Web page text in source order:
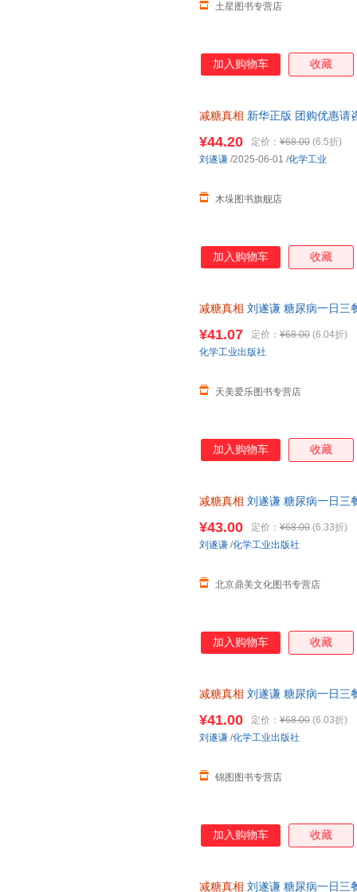
土星图书专营店
加入购物车 收藏
减糖真相 新华正版 团购优惠请
¥44.20 定价： ¥68.00 (6.5折)
木垛图书旗舰店
刘遂谦 /2025-06-01 /化学工业
加入购物车 收藏
减糖真相 刘遂谦 糖尿病一日三
¥41.07 定价： ¥68.00 (6.04折)
天美爱乐图书专营店
化学工业出版社
加入购物车 收藏
减糖真相 刘遂谦 糖尿病一日三
¥43.00 定价： ¥68.00 (6.33折)
北京鼎美文化图书专营店
刘遂谦 /化学工业出版社
加入购物车 收藏
减糖真相 刘遂谦 糖尿病一日三
¥41.00 定价： ¥68.00 (6.03折)
锦图图书专营店
刘遂谦 /化学工业出版社
加入购物车 收藏
减糖真相 刘遂谦 糖尿病一日三